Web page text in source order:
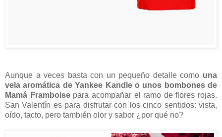
Aunque a veces basta con un pequeño detalle como una
vela aromática de Yankee Kandle o unos bombones de
Mamá Framboisepara acompañar el ramo de flores rojas.
San Valentín es para disfrutar con los cinco sentidos: vista,
oído, tacto, pero también olor y sabor ¿por qué no?